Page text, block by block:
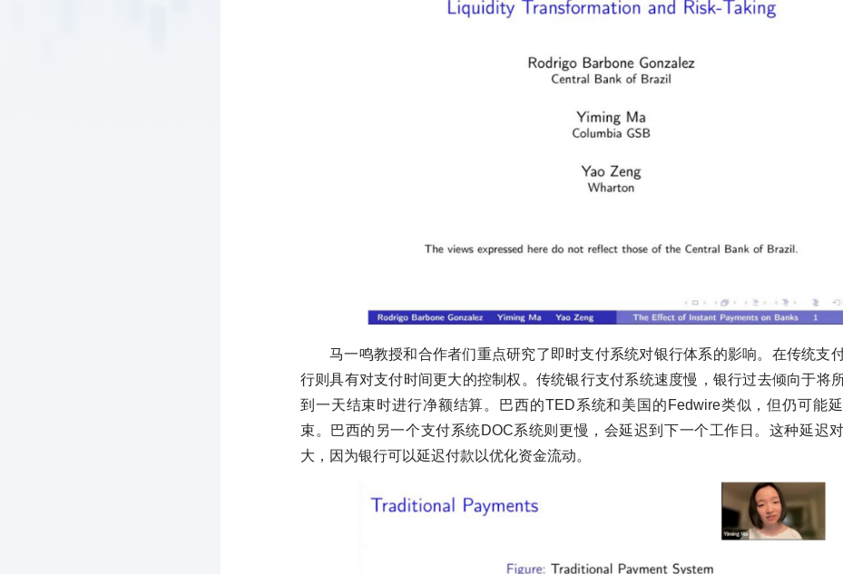
马一鸣教授和合作者们重点研究了即时支付系统对银行体系的影响。在传统支
行则具有对支付时间更大的控制权。传统银行支付系统速度慢，银行过去倾向于将
到一天结束时进行净额结算。巴西的TED系统和美国的Fedwire类似，但仍可能
束。巴西的另一个支付系统DOC系统则更慢，会延迟到下一个工作日。这种延迟
大，因为银行可以延迟付款以优化资金流动。